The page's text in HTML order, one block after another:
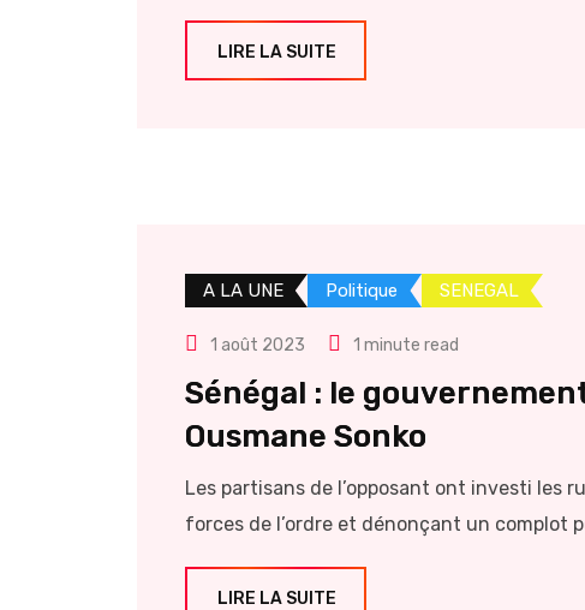
LIRE LA SUITE
A LA UNE Politique SENEGAL
1 août 2023 1 minute read
Sénégal : le
Ousmane Sonko
Les partisans de l’opposant ont investi les
forces de l’ordre et dénonçant un complot
LIRE LA SUITE